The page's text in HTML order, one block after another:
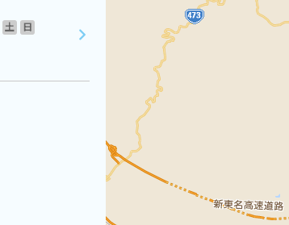
土
日